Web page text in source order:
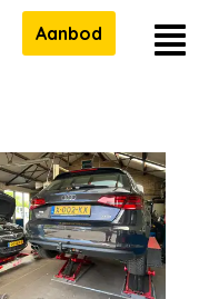
Aanbod